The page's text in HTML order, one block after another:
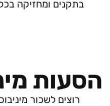
בתקנים ומחזיקה
הסעות
רוצים לשכור